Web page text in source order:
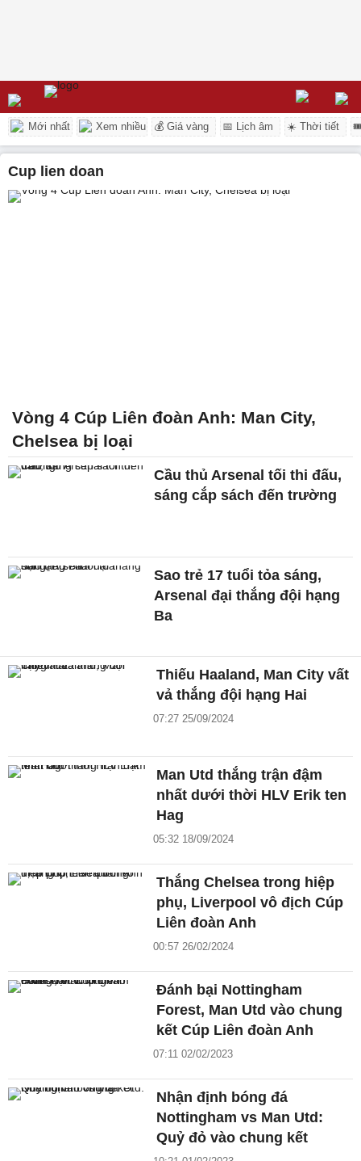
Mới nhất Xem nhiều 💰 Giá vàng 📅 Lịch âm ☀️ Thời tiết
cup lien doan
Vòng 4 Cúp Liên đoàn Anh: Man City,
Chelsea bị loại
Cầu thủ Arsenal tối thi đấu,
sáng cắp sách đến trường
Sao trẻ 17 tuổi tỏa sáng,
Arsenal đại thắng đội hạng
Ba
Thiếu Haaland, Man City vất
vả thắng đội hạng Hai
07:27 25/09/2024
Man Utd thắng trận đậm
nhất dưới thời HLV Erik ten
Hag
05:32 18/09/2024
Thắng Chelsea trong hiệp
phụ, Liverpool vô địch Cúp
Liên đoàn Anh
00:57 26/02/2024
Đánh bại Nottingham
Forest, Man Utd vào chung
kết Cúp Liên đoàn Anh
07:11 02/02/2023
Nhận định bóng đá
Nottingham vs Man Utd:
Quỷ đỏ vào chung kết